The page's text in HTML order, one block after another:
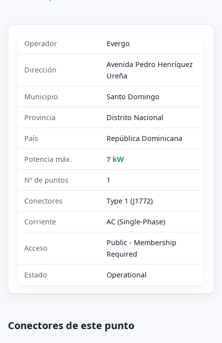
Operador Evergo
Dirección
Avenida Pedro Henríquez
Ureña
Municipio Santo Domingo
Provincia Distrito Nacional
País República Dominicana
Potencia máx. 7 kW
Nº de puntos 1
Conectores Type 1 (J1772)
Corriente AC (Single-Phase)
Acceso
Public - Membership
Required
Estado Operational
Conectores de este punto